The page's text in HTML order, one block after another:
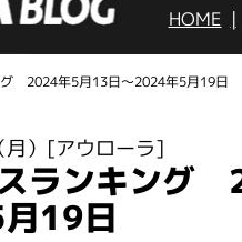
HOME
2024年5月13日～2024年5月19日
） [アウローラ]
ランキング
19日